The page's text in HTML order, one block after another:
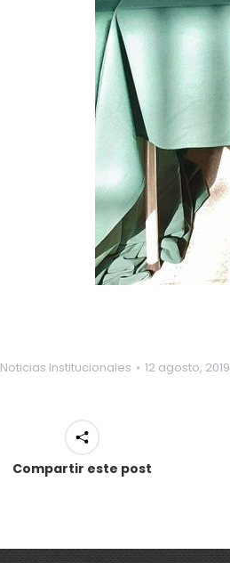
Noticias Institucionales 12 agosto, 2019
Compartir este post